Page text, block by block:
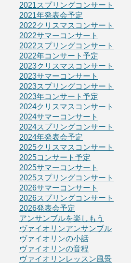
2021スプリングコンサート
2021年発表会予定
2022クリスマスコンサート
2022サマーコンサート
2022スプリングコンサート
2022年コンサート予定
2023クリスマスコンサート
2023サマーコンサート
2023スプリングコンサート
2023年コンサート予定
2024クリスマスコンサート
2024サマーコンサート
2024スプリングコンサート
2024年発表会予定
2025クリスマスコンサート
2025コンサート予定
2025サマーコンサート
2025スプリングコンサート
2026サマーコンサート
2026スプリングコンサート
2026発表会予定
アンサンブルを楽しもう
ヴァイオリンアンサンブル
ヴァイオリンの小話
ヴァイオリンの音程
ヴァイオリンレッスン風景